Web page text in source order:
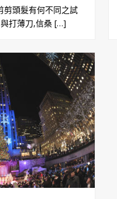
剪頭髮有何不同之試
打薄刀,信桑 […]